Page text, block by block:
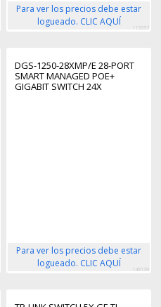
Para ver los precios debe estar
logueado. CLIC AQUÍ
115557
DGS-1250-28XMP/E 28-PORT
SMART MANAGED POE+
GIGABIT SWITCH 24X
Para ver los precios debe estar
logueado. CLIC AQUÍ
149139